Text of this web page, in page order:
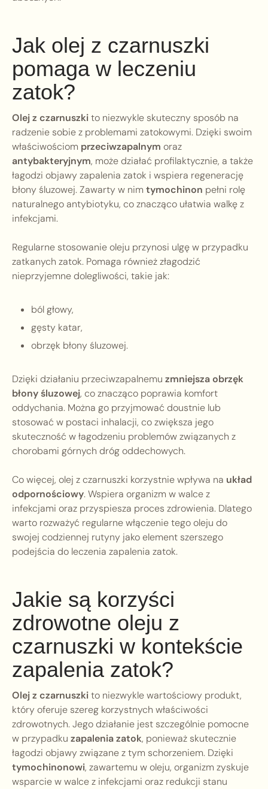
Jak olej z czarnuszki
pomaga w leczeniu
zatok?
Olej z czarnuszkito niezwykle skuteczny sposób na
radzenie sobie z problemami zatokowymi. Dzięki swoim
właściwościom przeciwzapalnym oraz
antybakteryjnym, może działać profilaktycznie, a także
łagodzi objawy zapalenia zatok i wspiera regenerację
błony śluzowej. Zawarty w nim tymochinon pełni rolę
naturalnego antybiotyku, co znacząco ułatwia walkę z
infekcjami.
Regularne stosowanie oleju przynosi ulgę w przypadku
zatkanych zatok. Pomaga również złagodzić
nieprzyjemne dolegliwości, takie jak:
ból głowy,
gęsty katar,
obrzęk błony śluzowej.
Dzięki działaniu przeciwzapalnemu zmniejsza obrzęk
błony śluzowej, co znacząco poprawia komfort
oddychania. Można go przyjmować doustnie lub
stosować w postaci inhalacji, co zwiększa jego
skuteczność w łagodzeniu problemów związanych z
chorobami górnych dróg oddechowych.
Co więcej, olej z czarnuszki korzystnie wpływa na układ
odpornościowy. Wspiera organizm w walce z
infekcjami oraz przyspiesza proces zdrowienia. Dlatego
warto rozważyć regularne włączenie tego oleju do
swojej codziennej rutyny jako element szerszego
podejścia do leczenia zapalenia zatok.
Jakie są korzyści
zdrowotne oleju z
czarnuszki w kontekście
zapalenia zatok?
Olej z czarnuszkito niezwykle wartościowy produkt,
który oferuje szereg korzystnych właściwości
zdrowotnych. Jego działanie jest szczególnie pomocne
w przypadku zapalenia zatok, ponieważ skutecznie
łagodzi objawy związane z tym schorzeniem. Dzięki
tymochinonowi, zawartemu w oleju, organizm zyskuje
wsparcie w walce z infekcjami oraz redukcji stanu